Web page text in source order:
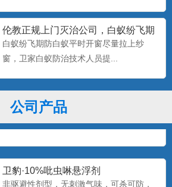
伦教正规上门灭治公司，白蚁纷飞期
防白蚁平时开窗尽量拉上纱窗
白蚁纷飞期防白蚁平时开窗尽量拉上纱
窗，卫家白蚁防治技术人员提...
公司产品
美国百户喜10%联苯菊酯乳油
气味，具有驱避和触杀作用...
非驱避剂型，无刺激气味，可杀可防，具
有胃毒、触杀作用...
卫豹·10%吡虫啉悬浮剂
非驱避性剂型，无刺激气味，可杀可防，